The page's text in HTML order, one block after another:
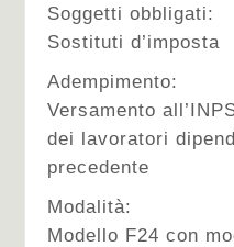
Soggetti obbligati:
Sostituti d’imposta
Adempimento:
Versamento
dei lavoratori
precedente
Modalità:
Modello F24 con